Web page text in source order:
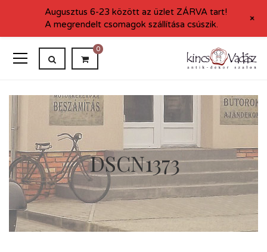
0
DSCN1373
Augusztus 6-23 között az üzlet ZÁRVA tart!
A megrendelt csomagok szállítása csúszik.
+